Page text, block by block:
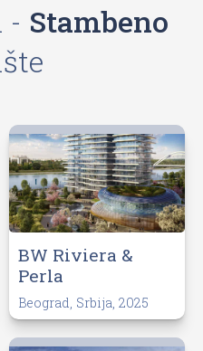
- Stambeno
BW Riviera &
Perla
Beograd, Srbija, 2025